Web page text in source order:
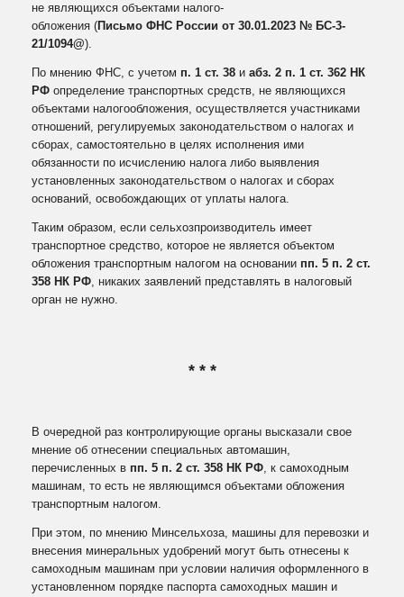
не являющихся объектами налого-
обложения (Письмо ФНС России от 30.01.2023 № БС-3-
21/1094@).
По мнению ФНС, с учетом п. 1 ст. 38 и абз. 2 п. 1 ст. 362 НК
РФ определение транспортных средств, не являющихся
объектами налогообложения, осуществляется участниками
отношений, регулируемых законодательством о налогах и
сборах, самостоятельно в целях исполнения ими
обязанности по исчислению налога либо выявления
установленных законодательством о налогах и сборах
оснований, освобождающих от уплаты налога.
Таким образом, если сельхозпроизводитель имеет
транспортное средство, которое не является объектом
обложения транспортным налогом на основании пп. 5 п. 2 ст.
358 НК РФ, никаких заявлений представлять в налоговый
орган не нужно.
* * *
В очередной раз контролирующие органы высказали свое
мнение об отнесении специальных автомашин,
перечисленных в пп. 5 п. 2 ст. 358 НК РФ, к самоходным
машинам, то есть не являющимся объектами обложения
транспортным налогом.
При этом, по мнению Минсельхоза, машины для перевозки и
внесения минеральных удобрений могут быть отнесены к
самоходным машинам при условии наличия оформленного в
установленном порядке паспорта самоходных машин и